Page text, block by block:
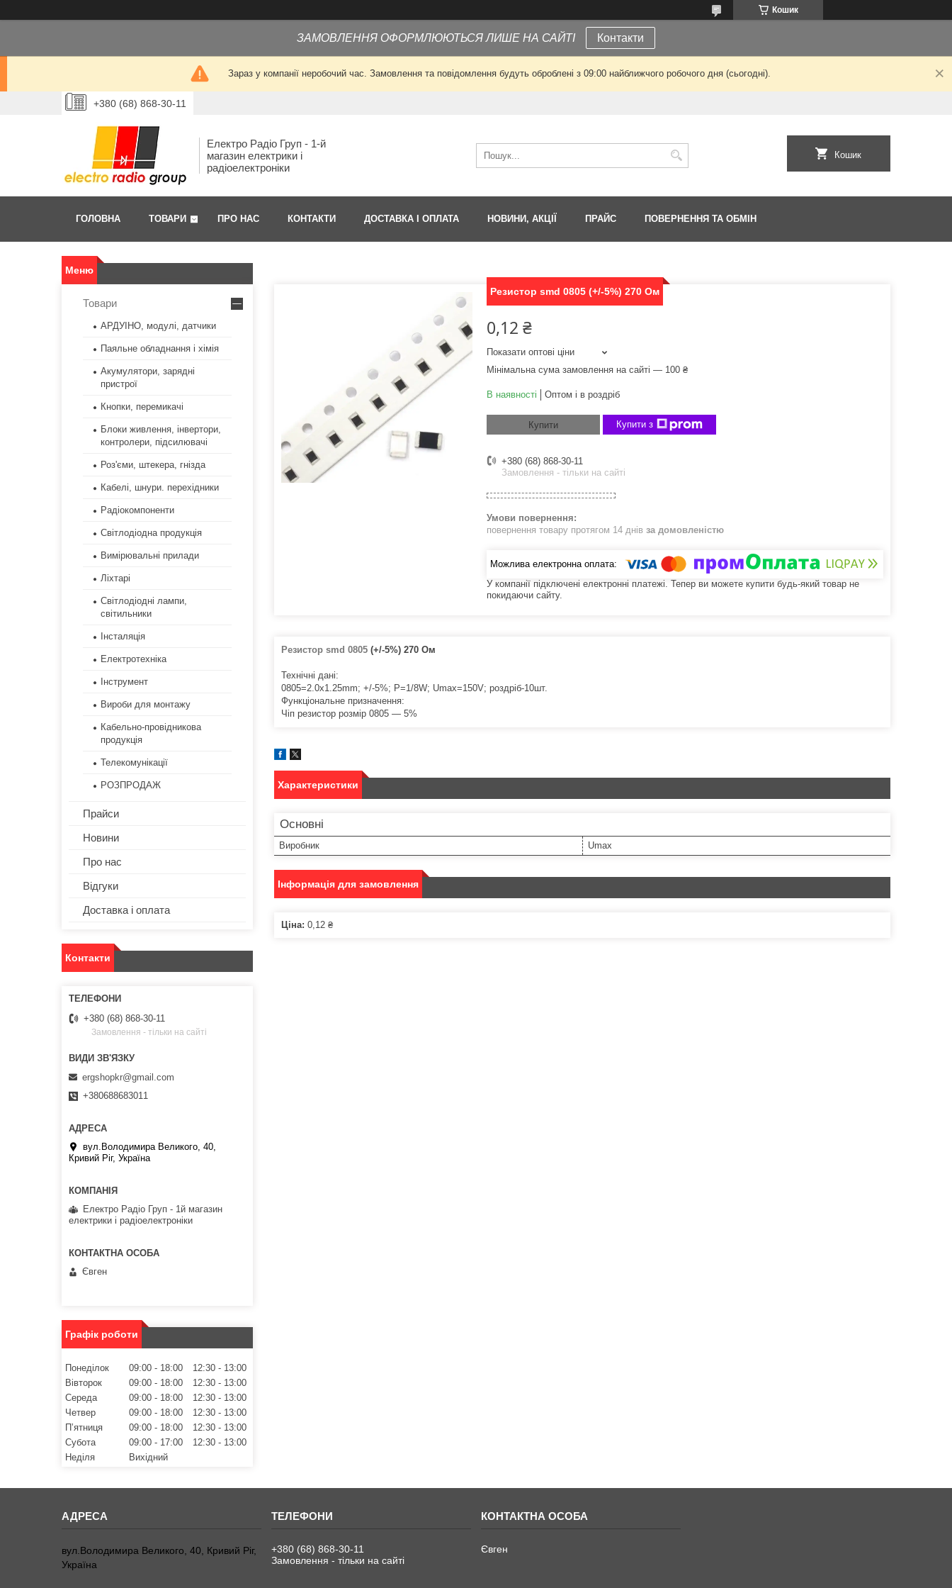
Кошик
ЗАМОВЛЕННЯ ОФОРМЛЮЮТЬСЯ ЛИШЕ НА САЙТІ Контакти
Зараз у компанії неробочий час. Замовлення та повідомлення будуть оброблені з 09:00 найближчого робочого дня (сьогодні).
+380 (68) 868-30-11
Електро Радіо Груп - 1-й
магазин електрики і
радіоелектроніки
Кошик
ГОЛОВНА ТОВАРИ ПРО НАС КОНТАКТИ ДОСТАВКА І ОПЛАТА НОВИНИ, АКЦІЇ ПРАЙС ПОВЕРНЕННЯ ТА ОБМІН
Резистор smd 0805 (+/-5%) 270 Ом
0,12 ₴
Показати оптові ціни
Мінімальна сума замовлення на сайті — 100 ₴
В наявності Оптом і в роздріб
Купити Купити з
+380 (68) 868-30-11
Замовлення - тільки на сайті
повернення товару протягом 14 днів за домовленістю
У компанії підключені електронні платежі. Тепер ви можете купити будь-який товар не
покидаючи сайту.
Резистор smd 0805 (+/-5%) 270 Ом
Технічні дані:
0805=2.0х1.25mm; +/-5%; P=1/8W; Umax=150V; роздріб-10шт.
Функціональне призначення:
Чіп резистор розмір 0805 ― 5%
Характеристики
Основні
Виробник Umax
Інформація для замовлення
Ціна: 0,12 ₴
Товари
АРДУІНО, модулі, датчики
Паяльне обладнання і хімія
Акумулятори, зарядні
пристрої
Кнопки, перемикачі
Блоки живлення, інвертори,
контролери, підсилювачі
Роз'єми, штекера, гнізда
Кабелі, шнури. перехідники
Радіокомпоненти
Світлодіодна продукція
Вимірювальні прилади
Ліхтарі
Світлодіодні лампи,
світильники
Інсталяція
Електротехніка
Інструмент
Вироби для монтажу
Кабельно-провідникова
продукція
Телекомунікації
РОЗПРОДАЖ
Прайси
Новини
Про нас
Відгуки
Доставка і оплата
Контакти
+380 (68) 868-30-11
Замовлення - тільки на сайті
ergshopkr@gmail.com
+380688683011
вул.Володимира Великого, 40,
Кривий Ріг, Україна
Електро Радіо Груп - 1й магазин
електрики і радіоелектроніки
Євген
Графік роботи
Понеділок 09:00 18:00 12:30
13:00
Вівторок
09:00 18:00 12:30
13:00
Середа
09:00 18:00 12:30
13:00
Четвер
09:00 18:00 12:30
13:00
Пʼятниця
09:00 18:00 12:30
13:00
Субота
09:00 17:00 12:30
13:00
Неділя
Вихідний
вул.Володимира Великого, 40, Кривий Ріг,
Україна
+380 (68) 868-30-11
Замовлення - тільки на сайті
Євген